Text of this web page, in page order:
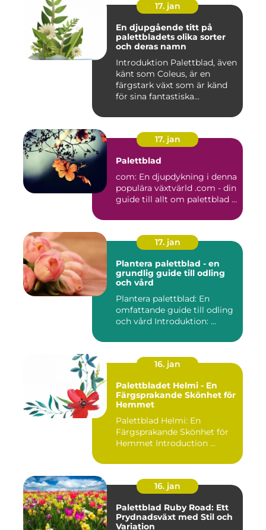
17. jan
En djupgående titt på
palettbladets olika sorter
och deras namn
Introduktion Palettblad, även
känt som Coleus, är en
färgstark växt som är känd
för sina fantastiska...
17. jan
Palettblad
com: En djupdykning i denna
populära växtvärld .com - din
guide till allt om palettblad ...
17. jan
Plantera palettblad - en
grundlig guide till odling
och vård
Plantera palettblad: En
omfattande guide till odling
och vård Introduktion: ...
16. jan
Palettbladet Helmi - En
Färgsprakande Skönhet för
Hemmet
Palettblad Helmi: En
Färgsprakande Skönhet för
Hemmet Introduction ...
16. jan
Palettblad Ruby Road: Ett
Prydnadsväxt med Stil och
Variation